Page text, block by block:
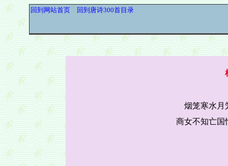
回到网站首页 回到唐诗300首目录
烟笼寒水月
商女不知亡国